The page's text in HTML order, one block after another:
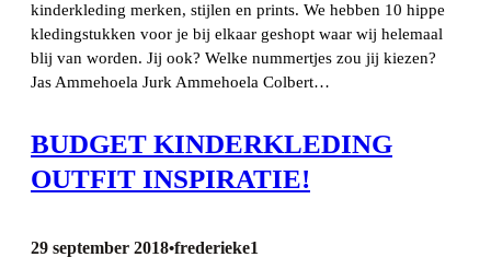
kinderkleding merken, stijlen en prints. We hebben 10 hippe
kledingstukken voor je bij elkaar geshopt waar wij helemaal
blij van worden. Jij ook? Welke nummertjes zou jij kiezen?
Jas Ammehoela Jurk Ammehoela Colbert…
BUDGET KINDERKLEDING
OUTFIT INSPIRATIE!
29 september 2018•frederieke1